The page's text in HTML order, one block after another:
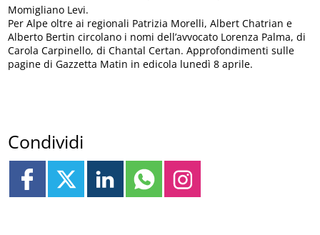
Momigliano Levi.
Per Alpe oltre ai regionali Patrizia Morelli, Albert Chatrian e
Alberto Bertin circolano i nomi dell’avvocato Lorenza Palma, di
Carola Carpinello, di Chantal Certan. Approfondimenti sulle
pagine di Gazzetta Matin in edicola lunedì 8 aprile.
Condividi